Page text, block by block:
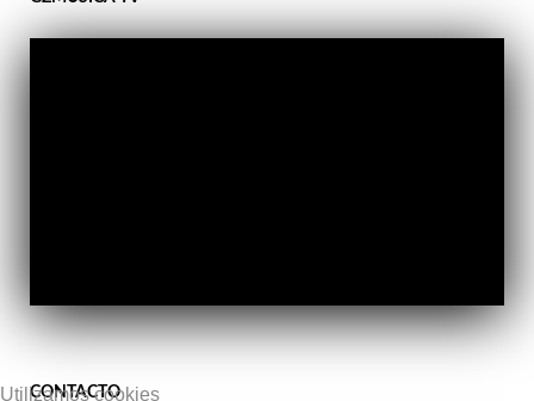
CONTACTO
Utilizamos cookies